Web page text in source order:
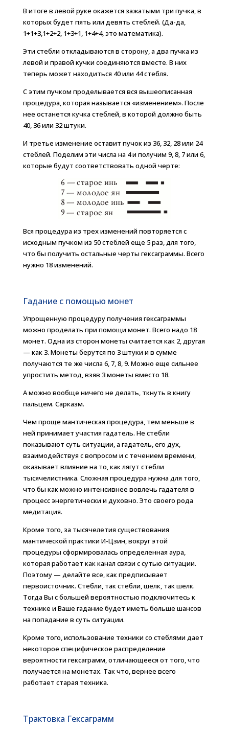
В итоге в левой руке окажется зажатыми три пучка, в
которых будет пять или девять стеблей. (Да-да,
1+1+3,1+2+2, 1+3+1, 1+4+4, это математика).
Эти стебли откладываются в сторону, а два пучка из
левой и правой кучки соединяются вместе. В них
теперь может находиться 40 или 44 стебля.
С этим пучком проделывается вся вышеописанная
процедура, которая называется «изменением». После
нее останется кучка стеблей, в которой должно быть
40, 36 или 32 штуки.
И третье изменение оставит пучок из 36, 32, 28 или 24
стеблей. Поделим эти числа на 4 и получим 9, 8, 7 или 6,
которые будут соответствовать одной черте:
Вся процедура из трех изменений повторяется с
исходным пучком из 50 стеблей еще 5 раз, для того,
что бы получить остальные черты гексаграммы. Всего
нужно 18 изменений.
Гадание с помощью монет
Упрощенную процедуру получения гексаграммы
можно проделать при помощи монет. Всего надо 18
монет. Одна из сторон монеты считается как 2, другая
— как 3. Монеты берутся по 3 штуки и в сумме
получаются те же числа 6, 7, 8, 9. Можно еще сильнее
упростить метод, взяв 3 монеты вместо 18.
А можно вообще ничего не делать, ткнуть в книгу
пальцем. Сарказм.
Чем проще мантическая процедура, тем меньше в
ней принимает участия гадатель. Не стебли
показывают суть ситуации, а гадатель, его дух,
взаимодействуя с вопросом и с течением времени,
оказывает влияние на то, как лягут стебли
тысячелистника. Сложная процедура нужна для того,
что бы как можно интенсивнее вовлечь гадателя в
процесс энергетически и духовно. Это своего рода
медитация.
Кроме того, за тысячелетия существования
мантической практики И-Цзин, вокруг этой
процедуры сформировалась определенная аура,
которая работает как канал связи с сутью ситуации.
Поэтому — делайте все, как предписывает
первоисточник. Стебли, так стебли, шелк, так шелк.
Тогда Вы с большей вероятностью подключитесь к
технике и Ваше гадание будет иметь больше шансов
на попадание в суть ситуации.
Кроме того, использование техники со стеблями дает
некоторое специфическое распределение
вероятности гексаграмм, отличающееся от того, что
получается на монетах. Так что, вернее всего
работает старая техника.
Трактовка Гексаграмм